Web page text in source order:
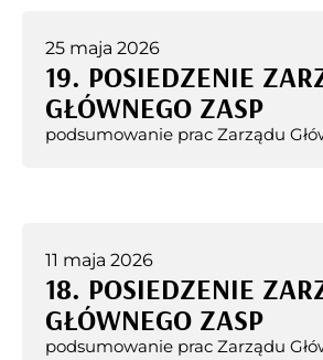
25 maja 2026
19. POSIEDZENIE
GŁÓWNEGO ZASP
podsumowanie prac Zarządu
11 maja 2026
18. POSIEDZENIE
GŁÓWNEGO ZASP
podsumowanie prac Zarządu